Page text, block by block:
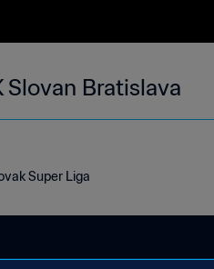
Slovan Bratislava
Super Liga